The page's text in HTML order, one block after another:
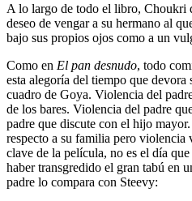
A lo largo de todo el libro, Choukri
deseo de vengar a su hermano al
bajo sus propios ojos como a un
Como en El pan desnudo, todo
esta alegoría del tiempo que
cuadro de Goya. Violencia del
de los bares. Violencia del padre
padre que discute con el hijo
respecto a su familia pero violencia
clave de la película, no es el día
haber transgredido el gran tabú en
padre lo compara con Steevy: